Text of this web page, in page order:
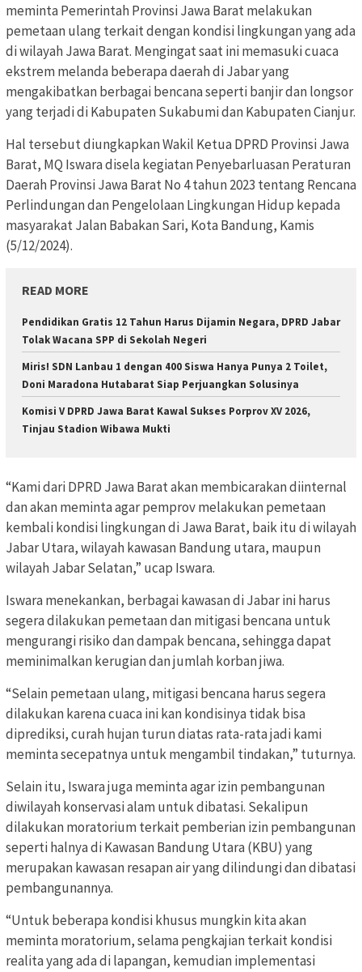
meminta Pemerintah Provinsi Jawa Barat melakukan
pemetaan ulang terkait dengan kondisi lingkungan yang ada
di wilayah Jawa Barat. Mengingat saat ini memasuki cuaca
ekstrem melanda beberapa daerah di Jabar yang
mengakibatkan berbagai bencana seperti banjir dan longsor
yang terjadi di Kabupaten Sukabumi dan Kabupaten Cianjur.
Hal tersebut diungkapkan Wakil Ketua DPRD Provinsi Jawa
Barat, MQ Iswara disela kegiatan Penyebarluasan Peraturan
Daerah Provinsi Jawa Barat No 4 tahun 2023 tentang Rencana
Perlindungan dan Pengelolaan Lingkungan Hidup kepada
masyarakat Jalan Babakan Sari, Kota Bandung, Kamis
(5/12/2024).
READ MORE
Pendidikan Gratis 12 Tahun Harus Dijamin Negara, DPRD Jabar
Tolak Wacana SPP di Sekolah Negeri
Miris! SDN Lanbau 1 dengan 400 Siswa Hanya Punya 2 Toilet,
Doni Maradona Hutabarat Siap Perjuangkan Solusinya
Komisi V DPRD Jawa Barat Kawal Sukses Porprov XV 2026,
Tinjau Stadion Wibawa Mukti
“Kami dari DPRD Jawa Barat akan membicarakan diinternal
dan akan meminta agar pemprov melakukan pemetaan
kembali kondisi lingkungan di Jawa Barat, baik itu di wilayah
Jabar Utara, wilayah kawasan Bandung utara, maupun
wilayah Jabar Selatan,” ucap Iswara.
Iswara menekankan, berbagai kawasan di Jabar ini harus
segera dilakukan pemetaan dan mitigasi bencana untuk
mengurangi risiko dan dampak bencana, sehingga dapat
meminimalkan kerugian dan jumlah korban jiwa.
“Selain pemetaan ulang, mitigasi bencana harus segera
dilakukan karena cuaca ini kan kondisinya tidak bisa
diprediksi, curah hujan turun diatas rata-rata jadi kami
meminta secepatnya untuk mengambil tindakan,” tuturnya.
Selain itu, Iswara juga meminta agar izin pembangunan
diwilayah konservasi alam untuk dibatasi. Sekalipun
dilakukan moratorium terkait pemberian izin pembangunan
seperti halnya di Kawasan Bandung Utara (KBU) yang
merupakan kawasan resapan air yang dilindungi dan dibatasi
pembangunannya.
“Untuk beberapa kondisi khusus mungkin kita akan
meminta moratorium, selama pengkajian terkait kondisi
realita yang ada di lapangan, kemudian implementasi